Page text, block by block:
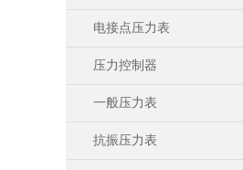
电接点压力表
压力控制器
一般压力表
抗振压力表